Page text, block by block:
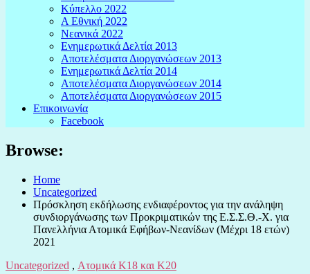
Κύπελλο 2022
Α Εθνική 2022
Νεανικά 2022
Ενημερωτικά Δελτία 2013
Αποτελέσματα Διοργανώσεων 2013
Ενημερωτικά Δελτία 2014
Αποτελέσματα Διοργανώσεων 2014
Αποτελέσματα Διοργανώσεων 2015
Επικοινωνία
Facebook
Browse:
Home
Uncategorized
Πρόσκληση εκδήλωσης ενδιαφέροντος για την ανάληψη
συνδιοργάνωσης των Προκριματικών της Ε.Σ.Σ.Θ.-Χ. για
Πανελλήνια Ατομικά Εφήβων-Νεανίδων (Μέχρι 18 ετών)
2021
Uncategorized , Ατομικά Κ18 και Κ20